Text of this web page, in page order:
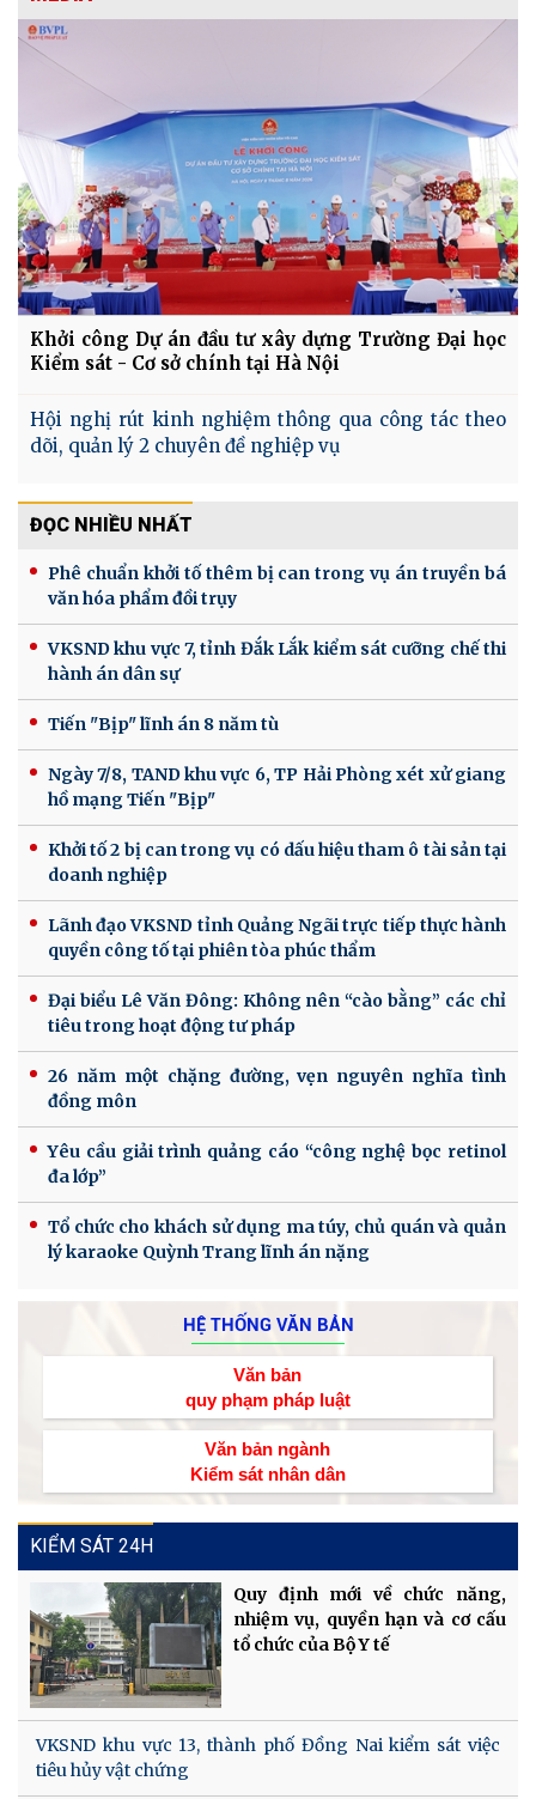
Khởi công Dự án đầu tư xây dựng Trường Đại học
Kiểm sát - Cơ sở chính tại Hà Nội
Hội nghị rút kinh nghiệm thông qua công tác theo
dõi, quản lý 2 chuyên đề nghiệp vụ
ĐỌC NHIỀU NHẤT
Phê chuẩn khởi tố thêm bị can trong vụ án truyền bá
văn hóa phẩm đồi trụy
VKSND khu vực 7, tỉnh Đắk Lắk kiểm sát cưỡng chế thi
hành án dân sự
Tiến "Bịp" lĩnh án 8 năm tù
Ngày 7/8, TAND khu vực 6, TP Hải Phòng xét xử giang
hồ mạng Tiến "Bịp"
Khởi tố 2 bị can trong vụ có dấu hiệu tham ô tài sản tại
doanh nghiệp
Lãnh đạo VKSND tỉnh Quảng Ngãi trực tiếp thực hành
quyền công tố tại phiên tòa phúc thẩm
Đại biểu Lê Văn Đông: Không nên “cào bằng” các chỉ
tiêu trong hoạt động tư pháp
26 năm một chặng đường, vẹn nguyên nghĩa tình
đồng môn
Yêu cầu giải trình quảng cáo “công nghệ bọc retinol
đa lớp”
Tổ chức cho khách sử dụng ma túy, chủ quán và quản
lý karaoke Quỳnh Trang lĩnh án nặng
HỆ THỐNG VĂN BẢN
Văn bản
quy phạm pháp luật
Văn bản ngành
Kiểm sát nhân dân
KIỂM SÁT 24H
Quy định mới về chức năng,
nhiệm vụ, quyền hạn và cơ cấu
tổ chức của Bộ Y tế
VKSND khu vực 13, thành phố Đồng Nai kiểm sát việc
tiêu hủy vật chứng